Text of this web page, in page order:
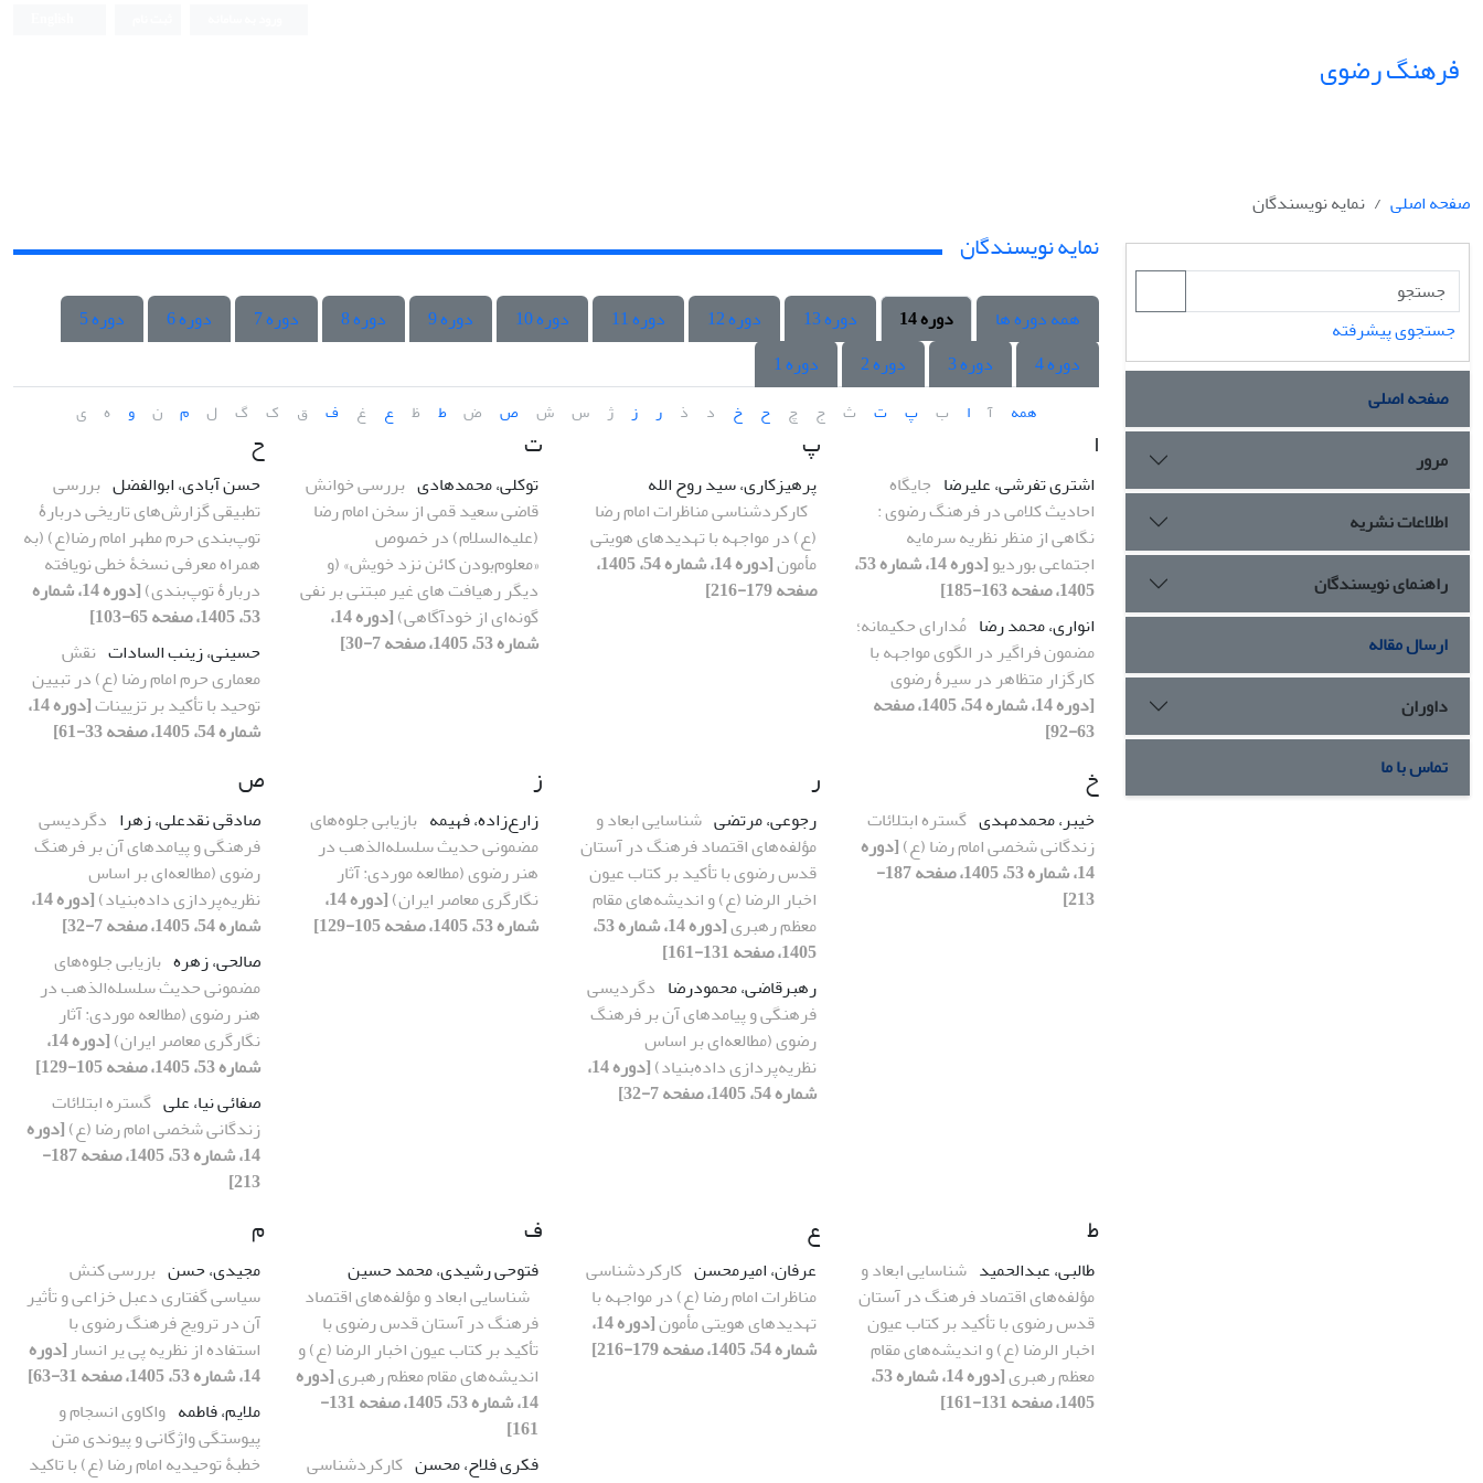
فرهنگ رضوی
صفحه اصلی نمایه نویسندگان
جستجوی پیشرفته
صفحه اصلی
مرور
اطلاعات نشریه
راهنمای نویسندگان
ارسال مقاله
داوران
تماس با ما
نمایه نویسندگان
همه دوره ها دوره 14 دوره 13 دوره 12 دوره 11 دوره 10 دوره 9 دوره 8 دوره 7 دوره 6
دوره 5
دوره 4
دوره 3 دوره 2 دوره 1
همه آ ا ب پ ت ث ج چ ح خ د ذ ر ز ژ س ش ص ض ط ظ ع غ ف ق ک گ ل م ن و ه ی
ا
اشتری تفرشی، علیرضا جایگاه
احادیث کلامی در فرهنگ رضوی :
نگاهی از منظر نظریه سرمایه
اجتماعی بوردیو
[دوره 14، شماره 53،
1405، صفحه 163-185]
انواری، محمد رضا مُدارای حکیمانه؛
مضمون فراگیر در الگوی مواجهه با
کارگزار متظاهر در سیرۀ رضوی
[دوره 14، شماره 54، 1405، صفحه
63-92]
پ
پرهیزکاری، سید روح الله
کارکردشناسی مناظرات امام رضا
(ع) در مواجهه با تهدیدهای هویتی
مأمون
[دوره 14، شماره 54، 1405،
صفحه 179-216]
ت
توکلی، محمدهادی بررسی خوانش
قاضی سعید قمی از سخن امام رضا
(علیه‌السلام) در خصوص
«معلوم‌بودن کائن نزد خویش» (و
دیگر رهیافت های غیر مبتنی بر نفی
گونه‌ای از خودآگاهی)
[دوره 14،
شماره 53، 1405، صفحه 7-30]
ح
حسن آبادی، ابوالفضل بررسی
تطبیقی گزارش‌های تاریخی دربارۀ
توپ‌بندی حرم مطهر امام رضا(ع) (به
همراه معرفی نسخۀ خطی نویافته
دربارۀ توپ‌بندی)
[دوره 14، شماره
53، 1405، صفحه 65-103]
حسینی، زینب السادات نقش
معماری حرم امام رضا (ع) در تبیین
توحید با تأکید بر تزیینات
[دوره 14،
شماره 54، 1405، صفحه 33-61]
خ
خیبر، محمدمهدی گستره ابتلائات
زندگانی شخصی امام رضا (ع)[دوره
14، شماره 53، 1405، صفحه 187-
213]
ر
رجوعی، مرتضی شناسایی ابعاد و
مؤلفه‌های اقتصاد فرهنگ در آستان
قدس رضوی با تأکید بر کتاب عیون
اخبار الرضا (ع) و اندیشه‌های مقام
معظم رهبری
[دوره 14، شماره 53،
1405، صفحه 131-161]
رهبرقاضی، محمودرضا دگردیسی
فرهنگی و پیامدهای آن بر فرهنگ
رضوی (‌مطالعه‌ای بر اساس
نظریه‌پردازی داده‌بنیاد‌)
[دوره 14،
شماره 54، 1405، صفحه 7-32]
ز
زارع‌زاده، فهیمه بازیابی جلوه‌های
مضمونی حدیث سلسله‌الذهب در
هنر رضوی (مطالعه موردی: آثار
نگارگری معاصر ایران)
[دوره 14،
شماره 53، 1405، صفحه 105-129]
ص
صادقی نقدعلی، زهرا دگردیسی
فرهنگی و پیامدهای آن بر فرهنگ
رضوی (‌مطالعه‌ای بر اساس
نظریه‌پردازی داده‌بنیاد‌)
[دوره 14،
شماره 54، 1405، صفحه 7-32]
صالحی، زهره بازیابی جلوه‌های
مضمونی حدیث سلسله‌الذهب در
هنر رضوی (مطالعه موردی: آثار
نگارگری معاصر ایران)
[دوره 14،
شماره 53، 1405، صفحه 105-129]
صفائی نیا، علی گستره ابتلائات
زندگانی شخصی امام رضا (ع)[دوره
14، شماره 53، 1405، صفحه 187-
213]
ط
طالبی، عبدالحمید شناسایی ابعاد و
مؤلفه‌های اقتصاد فرهنگ در آستان
قدس رضوی با تأکید بر کتاب عیون
اخبار الرضا (ع) و اندیشه‌های مقام
معظم رهبری
[دوره 14، شماره 53،
1405، صفحه 131-161]
ع
عرفان، امیرمحسن کارکردشناسی
مناظرات امام رضا (ع) در مواجهه با
تهدیدهای هویتی مأمون
[دوره 14،
شماره 54، 1405، صفحه 179-216]
ف
فتوحی رشیدی، محمد حسین
شناسایی ابعاد و مؤلفه‌های اقتصاد
فرهنگ در آستان قدس رضوی با
تأکید بر کتاب عیون اخبار الرضا (ع) و
اندیشه‌های مقام معظم رهبری[دوره
14، شماره 53، 1405، صفحه 131-
161]
فکری فلاح، محسن کارکردشناسی
م
مجیدی، حسن بررسی کنش
سیاسی گفتاری دعبل خزاعی و تأثیر
آن در ترویج فرهنگ رضوی با
استفاده از نظریه پی یر انسار [دوره
14، شماره 53، 1405، صفحه 31-63]
ملایم، فاطمه واکاوی انسجام و
پیوستگی واژگانی و پیوندی متن
خطبۀ توحیدیه امام رضا (ع) با تاکید